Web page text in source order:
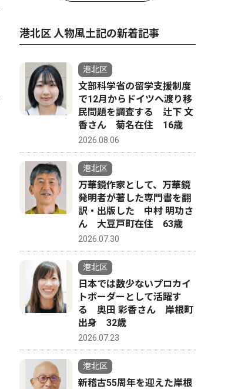
港北区 人物風土記の新着記事
港北区
文部科学省の留学支援制度
で12月からドイツへ渡り移
民問題を調査する 辻下 文
香さん 菊名在住 16歳
2026.08.06
港北区
万華鏡作家として、万華鏡
発明者が著した専門書を翻
訳・出版した 中村 明功さ
ん 大豆戸町在住 63歳
2026.07.30
港北区
日本では数少ないプロカイ
トボーダーとして活躍す
る 奥田 彩香さん 岸根町
出身 32歳
2026.07.23
港北区
新稽古55周年を迎えた岸根